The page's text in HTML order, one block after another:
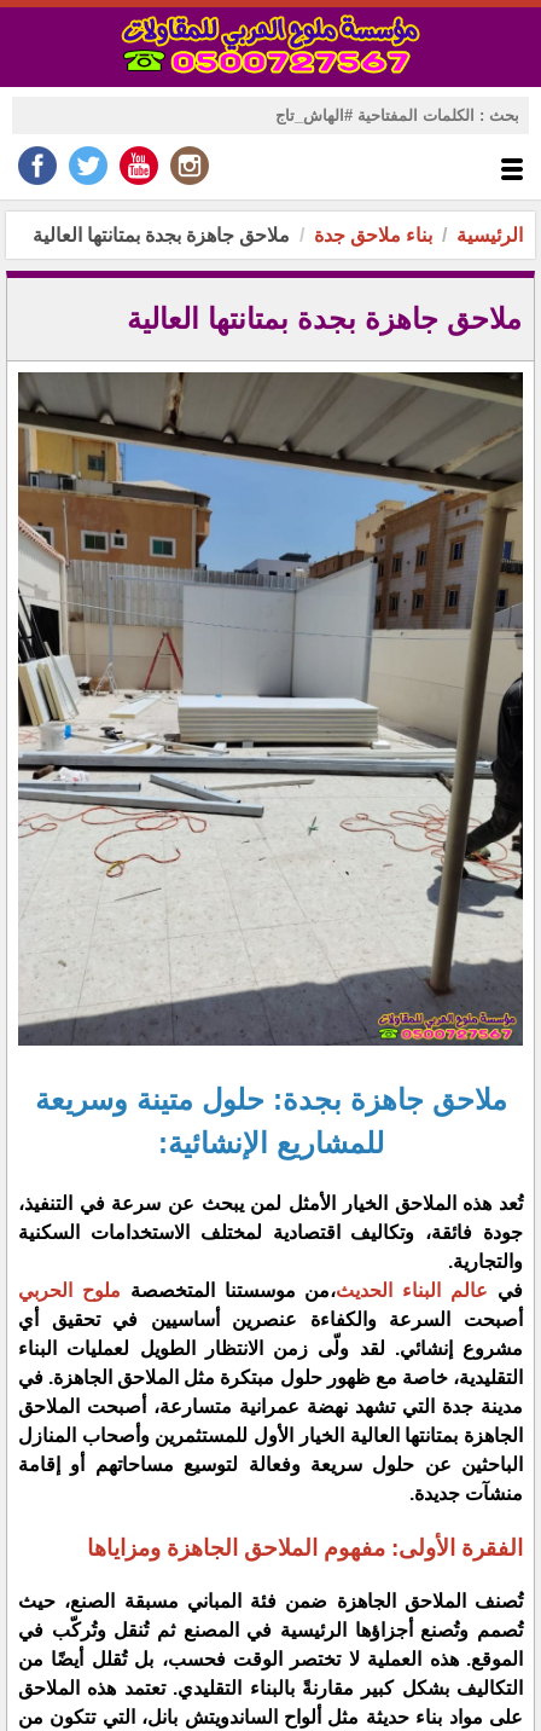
الرئيسية بناء ملاحق جدة ملاحق جاهزة بجدة بمتانتها العالية
ملاحق جاهزة بجدة بمتانتها العالية
ملاحق جاهزة بجدة: حلول متينة وسريعة
للمشاريع الإنشائية:
تُعد هذه الملاحق الخيار الأمثل لمن يبحث عن سرعة في التنفيذ،
جودة فائقة، وتكاليف اقتصادية لمختلف الاستخدامات السكنية
والتجارية.
​في عالم البناء الحديث،من موسستنا المتخصصة ملوح الحربي
أصبحت السرعة والكفاءة عنصرين أساسيين في تحقيق أي
مشروع إنشائي. لقد ولّى زمن الانتظار الطويل لعمليات البناء
التقليدية، خاصة مع ظهور حلول مبتكرة مثل الملاحق الجاهزة. في
مدينة جدة التي تشهد نهضة عمرانية متسارعة، أصبحت الملاحق
الجاهزة بمتانتها العالية الخيار الأول للمستثمرين وأصحاب المنازل
الباحثين عن حلول سريعة وفعالة لتوسيع مساحاتهم أو إقامة
منشآت جديدة.
الفقرة الأولى: مفهوم الملاحق الجاهزة ومزاياها
​تُصنف الملاحق الجاهزة ضمن فئة المباني مسبقة الصنع، حيث
تُصمم وتُصنع أجزاؤها الرئيسية في المصنع ثم تُنقل وتُركّب في
الموقع. هذه العملية لا تختصر الوقت فحسب، بل تُقلل أيضًا من
التكاليف بشكل كبير مقارنةً بالبناء التقليدي. تعتمد هذه الملاحق
على مواد بناء حديثة مثل ألواح الساندويتش بانل، التي تتكون من